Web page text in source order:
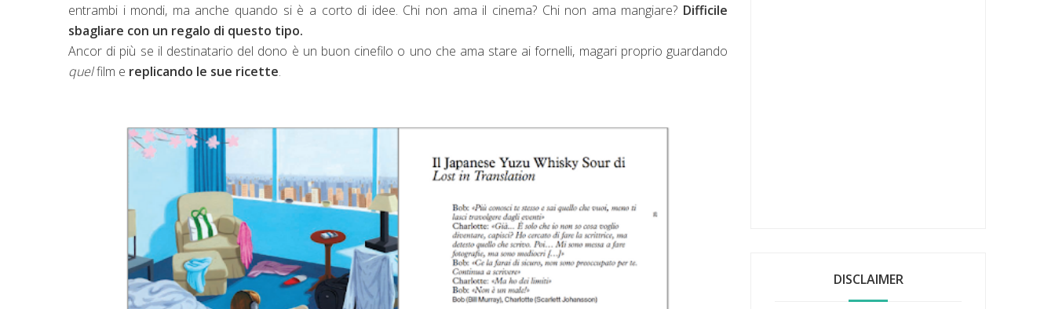
entrambi i mondi, ma anche quando si è a corto di idee. Chi non ama il cinema? Chi non ama mangiare? Difficile
sbagliare con un regalo di questo tipo.
Ancor di più se il destinatario del dono è un buon cinefilo o uno che ama stare ai fornelli, magari proprio guardando
quelfilm e replicando le sue ricette.
DISCLAIMER